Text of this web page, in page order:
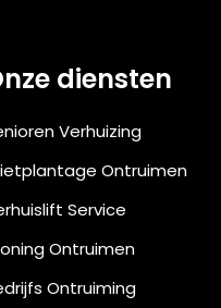
diensten
Verhuizing
Ontruimen
Service
Ontruimen
Ontruiming